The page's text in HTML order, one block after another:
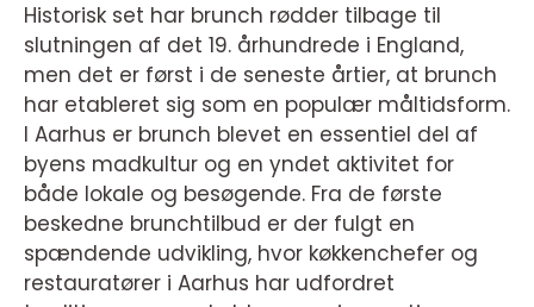
Historisk set har brunch rødder tilbage til
slutningen af det 19. århundrede i England,
men det er først i de seneste årtier, at brunch
har etableret sig som en populær måltidsform.
I Aarhus er brunch blevet en essentiel del af
byens madkultur og en yndet aktivitet for
både lokale og besøgende. Fra de første
beskedne brunchtilbud er der fulgt en
spændende udvikling, hvor køkkenchefer og
restauratører i Aarhus har udfordret